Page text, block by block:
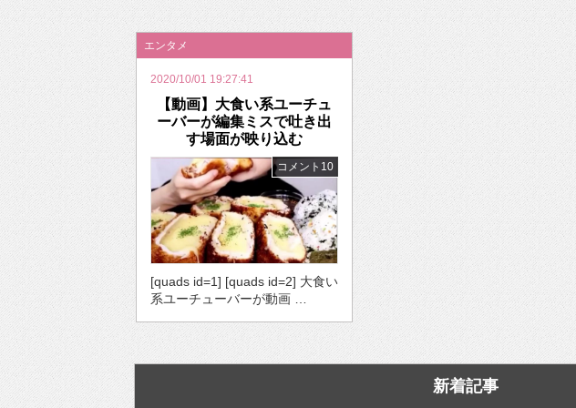
エンタメ
2020/10/01 19:27:41
【動画】大食い系ユーチュ
ーバーが編集ミスで吐き出
す場面が映り込む
コメント10
[quads id=1] [quads id=2] 大食い
系ユーチューバーが動画 …
新着記事